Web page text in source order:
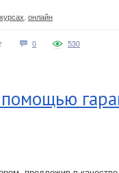
курсах онлайн
0 530